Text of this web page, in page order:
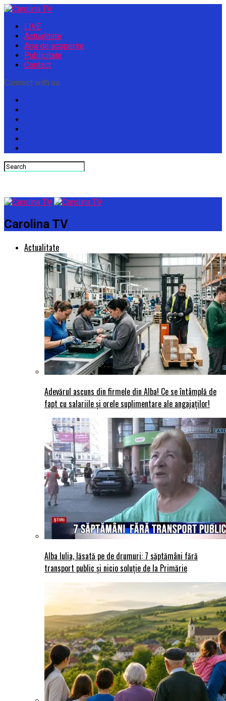
LIVE
Actualitate
Aria de acoperire
Publicitate
Contact
Connect with us
Carolina TV
Actualitate
Adevărul ascuns din firmele din Alba! Ce se întâmplă de
fapt cu salariile și orele suplimentare ale angajaților!
Alba Iulia, lăsată pe de drumuri: 7 săptămâni fără
transport public și nicio soluție de la Primărie